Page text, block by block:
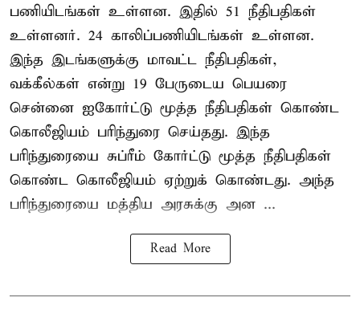
பணியிடங்கள் உள்ளன. இதில் 51 நீதிபதிகள்
உள்ளனர். 24 காலிப்பணியிடங்கள் உள்ளன.
இந்த இடங்களுக்கு மாவட்ட நீதிபதிகள்,
வக்கீல்கள் என்று 19 பேருடைய பெயரை
சென்னை ஐகோர்ட்டு மூத்த நீதிபதிகள் கொண்ட
கொலீஜியம் பரிந்துரை செய்தது. இந்த
பரிந்துரையை சுப்ரீம் கோர்ட்டு மூத்த நீதிபதிகள்
கொண்ட கொலீஜியம் ஏற்றுக் கொண்டது. அந்த
பரிந்துரையை மத்திய அரசுக்கு அன ...
Read More